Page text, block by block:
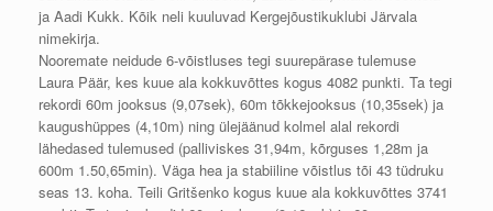
ja Aadi Kukk. Kõik neli kuuluvad Kergejõustikuklubi Järvala
nimekirja.
Nooremate neidude 6-võistluses tegi suurepärase tulemuse
Laura Päär, kes kuue ala kokkuvõttes kogus 4082 punkti. Ta tegi
rekordi 60m jooksus (9,07sek), 60m tõkkejooksus (10,35sek) ja
kaugushüppes (4,10m) ning ülejäänud kolmel alal rekordi
lähedased tulemused (palliviskes 31,94m, kõrguses 1,28m ja
600m 1.50,65min). Väga hea ja stabiiline võistlus tõi 43 tüdruku
seas 13. koha. Teili Gritšenko kogus kuue ala kokkuvõttes 3741